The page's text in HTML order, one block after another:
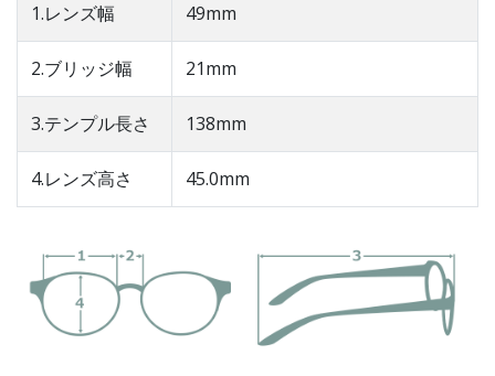
1.レンズ幅 49mm
2.ブリッジ幅 21mm
3.テンプル長さ 138mm
4.レンズ高さ 45.0mm